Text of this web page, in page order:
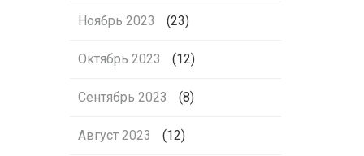
Ноябрь 2023 (23)
Октябрь 2023 (12)
Сентябрь 2023 (8)
Август 2023 (12)